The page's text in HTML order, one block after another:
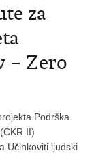
za
– Zero
Podrška
II)
Učinkoviti ljudski